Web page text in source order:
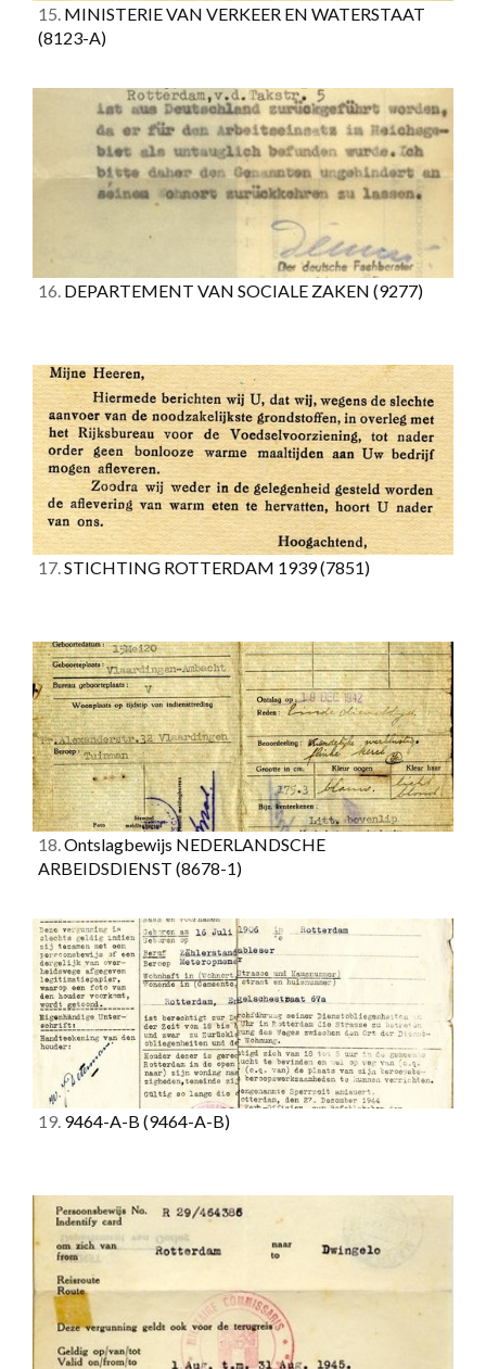
15. MINISTERIE VAN VERKEER EN WATERSTAAT
(8123-A)
16. DEPARTEMENT VAN SOCIALE ZAKEN (9277)
17.STICHTING ROTTERDAM 1939(7851)
18.Ontslagbewijs NEDERLANDSCHE
ARBEIDSDIENST (8678-1)
19. 9464-A-B (9464-A-B)